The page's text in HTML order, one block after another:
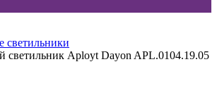
светильники
светильник Aployt Dayon APL.0104.19.05